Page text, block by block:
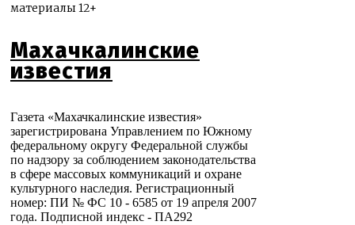
материалы 12+
Махачкалинские
известия
Газета «Махачкалинские известия»
зарегистрирована Управлением по Южному
федеральному округу Федеральной службы
по надзору за соблюдением законодательства
в сфере массовых коммуникаций и охране
культурного наследия. Регистрационный
номер: ПИ № ФС 10 - 6585 от 19 апреля 2007
года. Подписной индекс - ПА292